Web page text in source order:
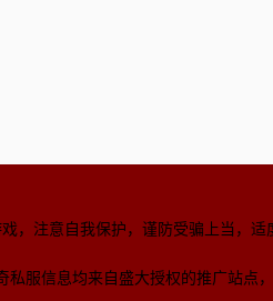
，注意自我保护，谨防受骗上当，
私服信息均来自盛大授权的推广站点